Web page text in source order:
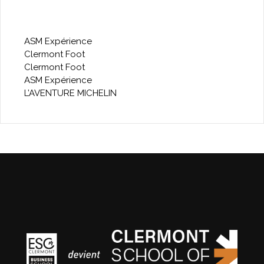
l’article
ASM Expérience
Clermont Foot
Clermont Foot
ASM Expérience
L’AVENTURE MICHELIN